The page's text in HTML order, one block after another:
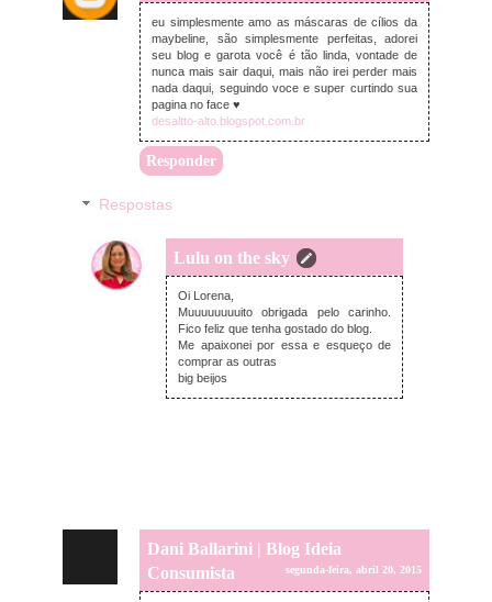
eu simplesmente amo as máscaras de cílios da
maybeline, são simplesmente perfeitas, adorei
seu blog e garota você é tão linda, vontade de
nunca mais sair daqui, mais não irei perder mais
nada daqui, seguindo voce e super curtindo sua
pagina no face ♥
desaltto-alto.blogspot.com.br
Responder
Respostas
Lulu on the sky
segunda-feira, abril 20, 2015
Oi Lorena,
Muuuuuuuuito obrigada pelo carinho.
Fico feliz que tenha gostado do blog.
Me apaixonei por essa e esqueço de
comprar as outras
big beijos
Dani Ballarini | Blog Ideia
Consumista
segunda-feira, abril 20, 2015